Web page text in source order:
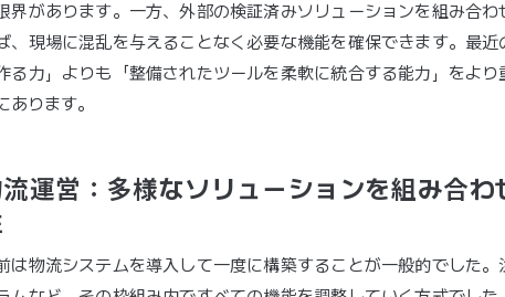
界があります。一方、外部の検証済みソリューションを組み合わ
、現場に混乱を与えることなく必要な機能を確保できます。最
る力」よりも「整備されたツールを柔軟に統合する能力」をより
あります。
運営：多様なソリューションを組み合わ
は物流システムを導入して一度に構築することが一般的でした。